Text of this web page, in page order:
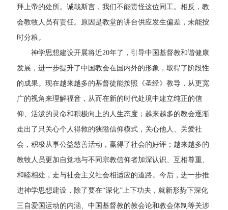
拜上帝的处所。诚哉斯言，我们不能责怪这位同工。相反，教
会教牧人员有责任。原因是教堂的讲台供应发生偏差，未能按
时分粮。
神学思想建设开展将近20年了，引导中国基督教和谐健康
发展，进一步提升了中国教会在国内外的形象，取得了阶段性
的成果。现在越来越多的基督徒能按照《圣经》教导，从更宽
广的视角来理解福音，从而在新的时代处境中建立纯正的信
仰、活泼的灵命和积极向上的人生态度；越来越多的教会逐渐
走出了只关心个人得救的狭隘信仰模式，关心他人、关爱社
会，积极从事公益慈善活动，赢得了社会的好评；越来越多的
教牧人员更加自觉地与不同宗教信仰者加深认识、互相尊重、
和睦相处，走与社会主义社会相适应的道路。今后，进一步推
进神学思想建设，除了要在“深化”上下功夫，就新形势下深化
三自爱国运动的内涵、中国基督教的教会论和教会体制等关涉